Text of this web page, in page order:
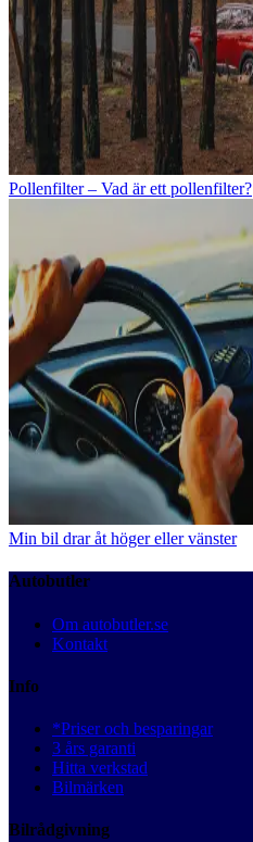
Pollenfilter – Vad är ett pollenfilter?
Min bil drar åt höger eller vänster
Autobutler
Om autobutler.se
Kontakt
Info
*Priser och besparingar
3 års garanti
Hitta verkstad
Bilmärken
Bilrådgivning